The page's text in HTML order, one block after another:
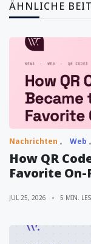
ÄHNLICHE
Nachrichten Web
How QR
Favorite On-
JUL 25, 2026 5 MIN.